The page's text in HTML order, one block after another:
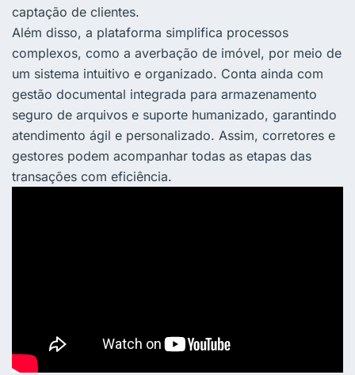
captação de clientes.
Além disso, a plataforma simplifica processos
complexos, como a averbação de imóvel, por meio de
um sistema intuitivo e organizado. Conta ainda com
gestão documental integrada para armazenamento
seguro de arquivos e suporte humanizado, garantindo
atendimento ágil e personalizado. Assim, corretores e
gestores podem acompanhar todas as etapas das
transações com eficiência.